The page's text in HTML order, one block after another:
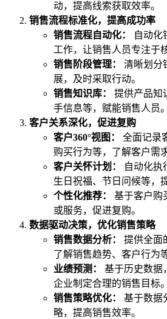
动，提高线索获取效率。
销售流程标准化，提高成功率
销售流程自动化：
自动化
工作，让销售人员专注于
销售阶段管理：
清晰划分
展，及时采取行动。
销售知识库：
提供产品知
手信息等，赋能销售人员。
客户关系深化，促进复购
客户360°视图：
全面记录
购买行为等，了解客户需
客户关怀计划：
自动化执
生日祝福、节日问候等，
个性化推荐：
基于客户购
或服务，促进复购。
数据驱动决策，优化销售策略
销售数据分析：
提供全面
了解销售趋势、客户行为
业绩预测：
基于历史数据
企业制定合理的销售目标。
销售策略优化：
基于数据
略，提高销售效率。